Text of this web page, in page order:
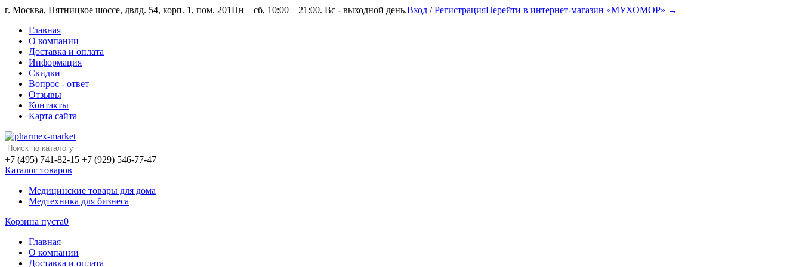
г. Москва, Пятницкое шоссе, двлд. 54, корп. 1, пом. 201Пн—сб, 10:00 – 21:00. Вс - выходной день.Вход /РегистрацияПерейти в интернет-магазин «МУХОМОР» →
Главная
О компании
Доставка и оплата
Информация
Скидки
Вопрос - ответ
Отзывы
Контакты
Карта сайта
+7 (495) 741-82-15 +7 (929) 546-77-47
Каталог товаров
Медицинские товары для дома
Медтехника для бизнеса
Корзина пуста0
Главная
О компании
Доставка и оплата